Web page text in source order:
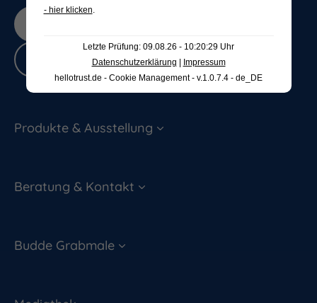
Bewertungen lesen
Produkte & Ausstellung
Beratung & Kontakt
Budde Grabmale
- hier klicken.
Letzte Prüfung: 09.08.26 - 10:20:29 Uhr
Datenschutzerklärung
Impressum
hellotrust.de - Cookie Management - v.1.0.7.4 - de_DE